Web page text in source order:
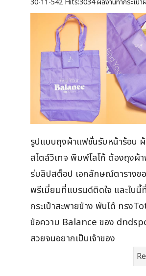
30-11-542 Hits:3034 ผลงานทำกระเป๋า
รูปแบบถุงผ้าแฟชั่นรับหน้าร้อน
สไตล์วิเทจ พิมพ์โลโก้ ต้องถุงผ้
ร่มลิปสต็อป เอกลักษณ์ตารางข
พรีเมี่ยมที่แบรนด์ติดใจ และใบ
กระเป๋าสะพายข้าง พับได้ ทรง
ข้อความ Balance ของ
สวยจนอยากเป็นเจ้าของ